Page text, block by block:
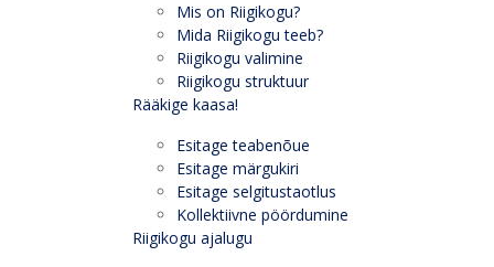
Mis on Riigikogu?
Mida Riigikogu teeb?
Riigikogu valimine
Riigikogu struktuur
Rääkige kaasa!
Esitage teabenõue
Esitage märgukiri
Esitage selgitustaotlus
Kollektiivne pöördumine
Riigikogu ajalugu